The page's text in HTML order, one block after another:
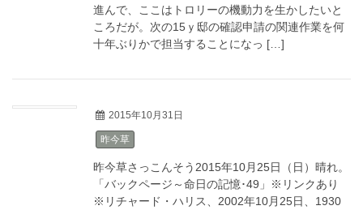
進んで、ここはトロリーの機動力を生かしたいと
ころだが。次の15ｙ邸の確認申請の関連作業を何
十年ぶりかで担当することになっ […]
2015年10月31日
昨今草
昨今草さっこんそう2015年10月25日（日）晴れ。
「バックページ～命日の記憶･49」※リンクあり
※リチャード・ハリス、2002年10月25日、1930